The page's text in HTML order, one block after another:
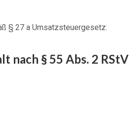
§ 27 a Umsatzsteuergesetz:
nach § 55 Abs. 2 RStV